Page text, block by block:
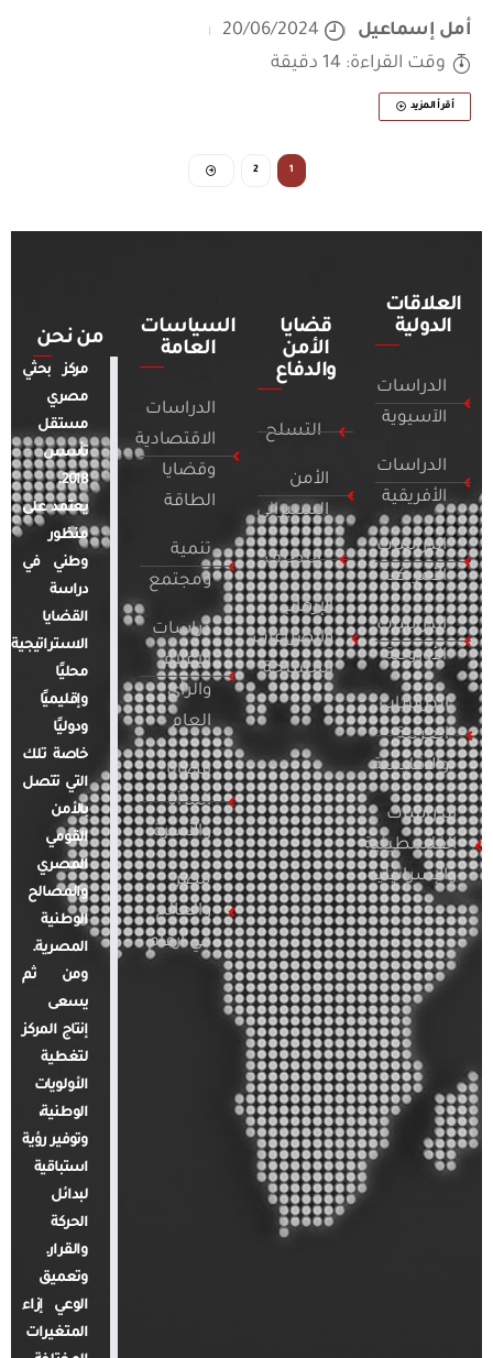
أمل إسماعيل
20/06/2024
وقت القراءة: 14 دقيقة
أقرأ المزيد
العلاقات
الدولية
الدراسات
الآسيوية
الدراسات
الأفريقية
الدراسات
الأمريكية
الدراسات
الأوروبية
الدراسات
العربية
والإقليمية
الدراسات
الفلسطينية
والإسرائيلية
قضايا
الأمن
والدفاع
التسلح
الأمن
السيبراني
التطرف
الإرهاب
والصراعات
المسلحة
السياسات
العامة
الدراسات
الاقتصادية
وقضايا
الطاقة
تنمية
ومجتمع
دراسات
الإعلام
والرأي
العام
قضايا
المرأة
والأسرة
مصر
والعالم
في أرقام
من نحن
مركز بحثي
مصري
مستقل
تأسس
2018.
يعتمد على
منظور
وطني في
دراسة
القضايا
الاستراتيجية
محليًا
وإقليميًا
ودوليًا
خاصة تلك
التي تتصل
بالأمن
القومي
المصري
والمصالح
الوطنية
المصرية.
ومن ثم
يسعى
إنتاج المركز
لتغطية
الأولويات
الوطنية،
وتوفير رؤية
استباقية
لبدائل
الحركة
والقرار.
وتعميق
الوعي إزاء
المتغيرات